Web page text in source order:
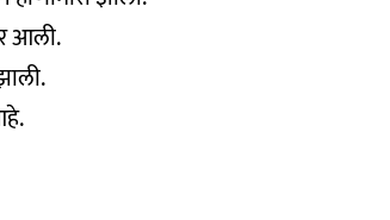
आली.